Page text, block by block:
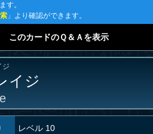
す。
」より確認ができます。
このカードのＱ＆Ａを表示
ジ
イジ
レベル 10